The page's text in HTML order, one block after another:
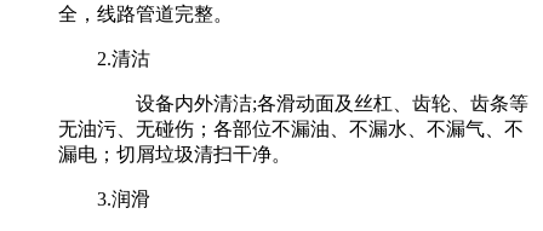
全，线路管道完整。
2.清沽
设备内外清洁;各滑动面及丝杠、齿轮、齿条等
无油污、无碰伤；各部位不漏油、不漏水、不漏气、不
漏电；切屑垃圾清扫干净。
3.润滑